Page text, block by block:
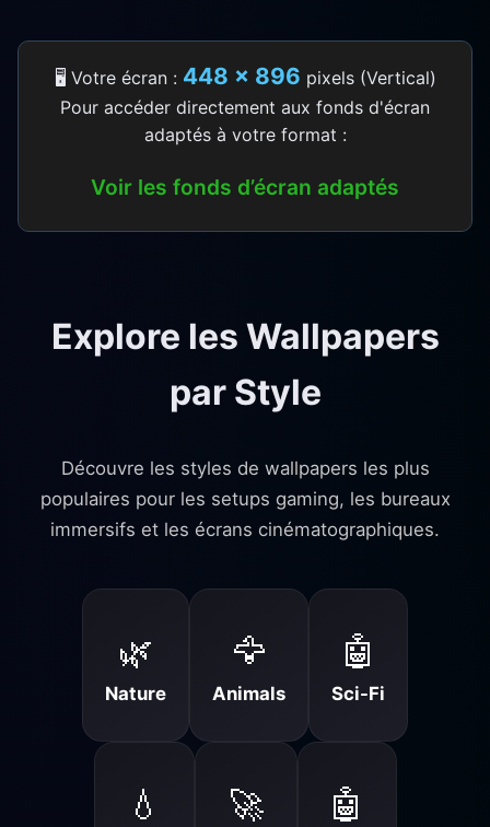
🖥️ Votre écran : 448 × 896 pixels (Vertical)
Pour accéder directement aux fonds d'écran
adaptés à votre format :
Voir les fonds d’écran adaptés
Explore les Wallpapers
par Style
Découvre les styles de wallpapers les plus
populaires pour les setups gaming, les bureaux
immersifs et les écrans cinématographiques.
🌿
Nature
🦅
Animals
🤖
Sci-Fi
💧 🚀 🤖